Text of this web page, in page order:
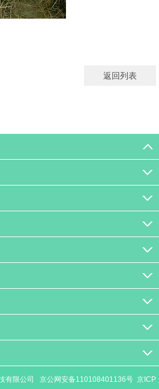
返回列表
有限公司 京公网安备110108401136号 京ICP